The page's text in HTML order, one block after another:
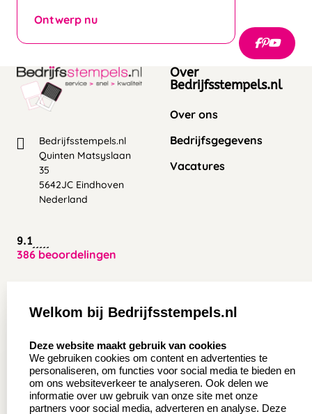
Ontwerp nu
Bedrijfsstempels.nl
Quinten Matsyslaan
35
5642JC Eindhoven
Nederland
9.1
386 beoordelingen
Over
Bedrijfsstempels.nl
Over ons
Bedrijfsgegevens
Vacatures
Aanvraag op maat
Wederverkoper
worden
Sale
Contact opnemen
Veel gestelde vragen
Retourneren
Herroepingsrecht
Welkom bij Bedrijfsstempels.nl
Deze website maakt gebruik van cookies
We gebruiken cookies om content en advertenties te
personaliseren, om functies voor social media te bieden en
om ons websiteverkeer te analyseren. Ook delen we
informatie over uw gebruik van onze site met onze
partners voor social media, adverteren en analyse. Deze